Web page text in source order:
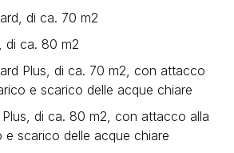
di ca. 70 m2
di ca. 80 m2
Plus, di ca. 70 m2, con attacco
e scarico delle acque chiare
Plus, di ca. 80 m2, con attacco alla
e scarico delle acque chiare